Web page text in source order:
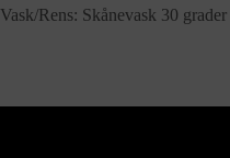
Vask/Rens: Skånevask 30